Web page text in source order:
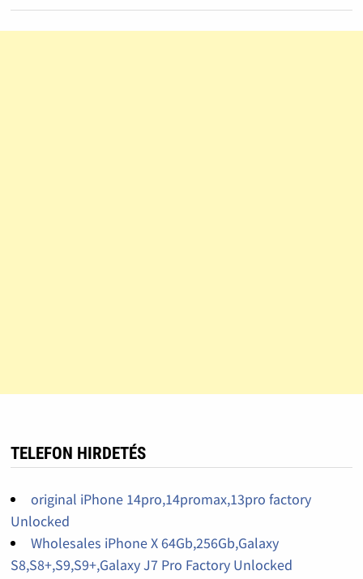
TELEFON HIRDETÉS
original iPhone 14pro,14promax,13pro factory
Unlocked
Wholesales iPhone X 64Gb,256Gb,Galaxy
S8,S8+,S9,S9+,Galaxy J7 Pro Factory Unlocked